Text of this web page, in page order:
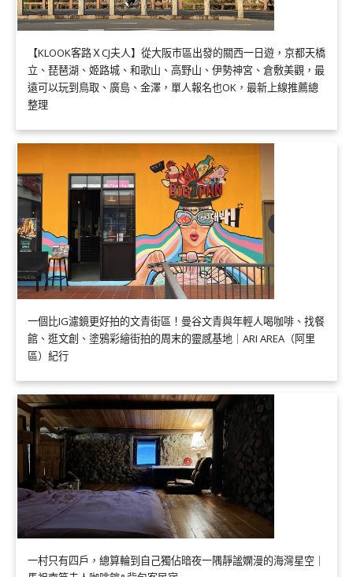
【KLOOK客路ＸCJ夫人】從大阪市區出發的關西一日遊，京都天橋
立、琵琶湖、姬路城、和歌山、高野山、伊勢神宮、倉敷美觀，最
遠可以玩到鳥取、廣島、金澤，單人報名也OK，最新上線推薦總
整理
一個比IG濾鏡更好拍的文青街區！曼谷文青與年輕人喝咖啡、找餐
館、逛文創、塗鴉彩繪街拍的周末的靈感基地｜ARI AREA（阿里
區）紀行
一村只有四戶，總算輪到自己獨佔暗夜一隅靜謐嫻漫的海灣星空｜